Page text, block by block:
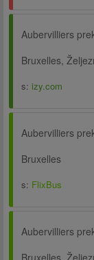
Aubervilliers
Bruxelles,
s: izy.com
Aubervilliers
Bruxelles
s: FlixBus
Aubervilliers
Bruxelles,